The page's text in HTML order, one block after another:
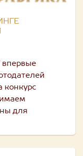
впервые
конкурс
для